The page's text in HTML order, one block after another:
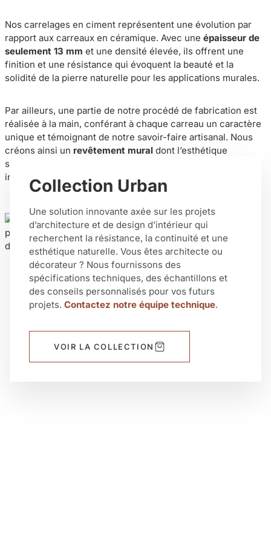
Nos carrelages en ciment représentent une évolution par
rapport aux carreaux en céramique. Avec une épaisseur de
seulement 13 mm et une densité élevée, ils offrent une
finition et une résistance qui évoquent la beauté et la
solidité de la pierre naturelle pour les applications murales.
Par ailleurs, une partie de notre procédé de fabrication est
réalisée à la main, conférant à chaque carreau un caractère
unique et témoignant de notre savoir-faire artisanal. Nous
créons ainsi un revêtement mural dont l’esthétique
s’intègre naturellement dans des projets minimalistes,
industriels et contemporains.
Collection Urban
Une solution innovante axée sur les projets
d’architecture et de design d’intérieur qui
recherchent la résistance, la continuité et une
esthétique naturelle. Vous êtes architecte ou
décorateur ? Nous fournissons des
spécifications techniques, des échantillons et
des conseils personnalisés pour vos futurs
projets. Contactez notre équipe technique.
VOIR LA COLLECTION